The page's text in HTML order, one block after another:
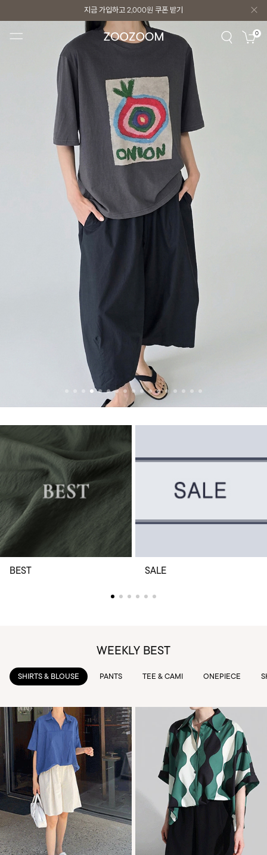
지금 가입하고 2,000원 쿠폰 받기
지금 가입하고 2,000원 쿠폰 받기 0
BEST SALE
WEEKLY BEST
PANTS TEE & CAMI ONEPIECE SKIRTS OUTWEAR